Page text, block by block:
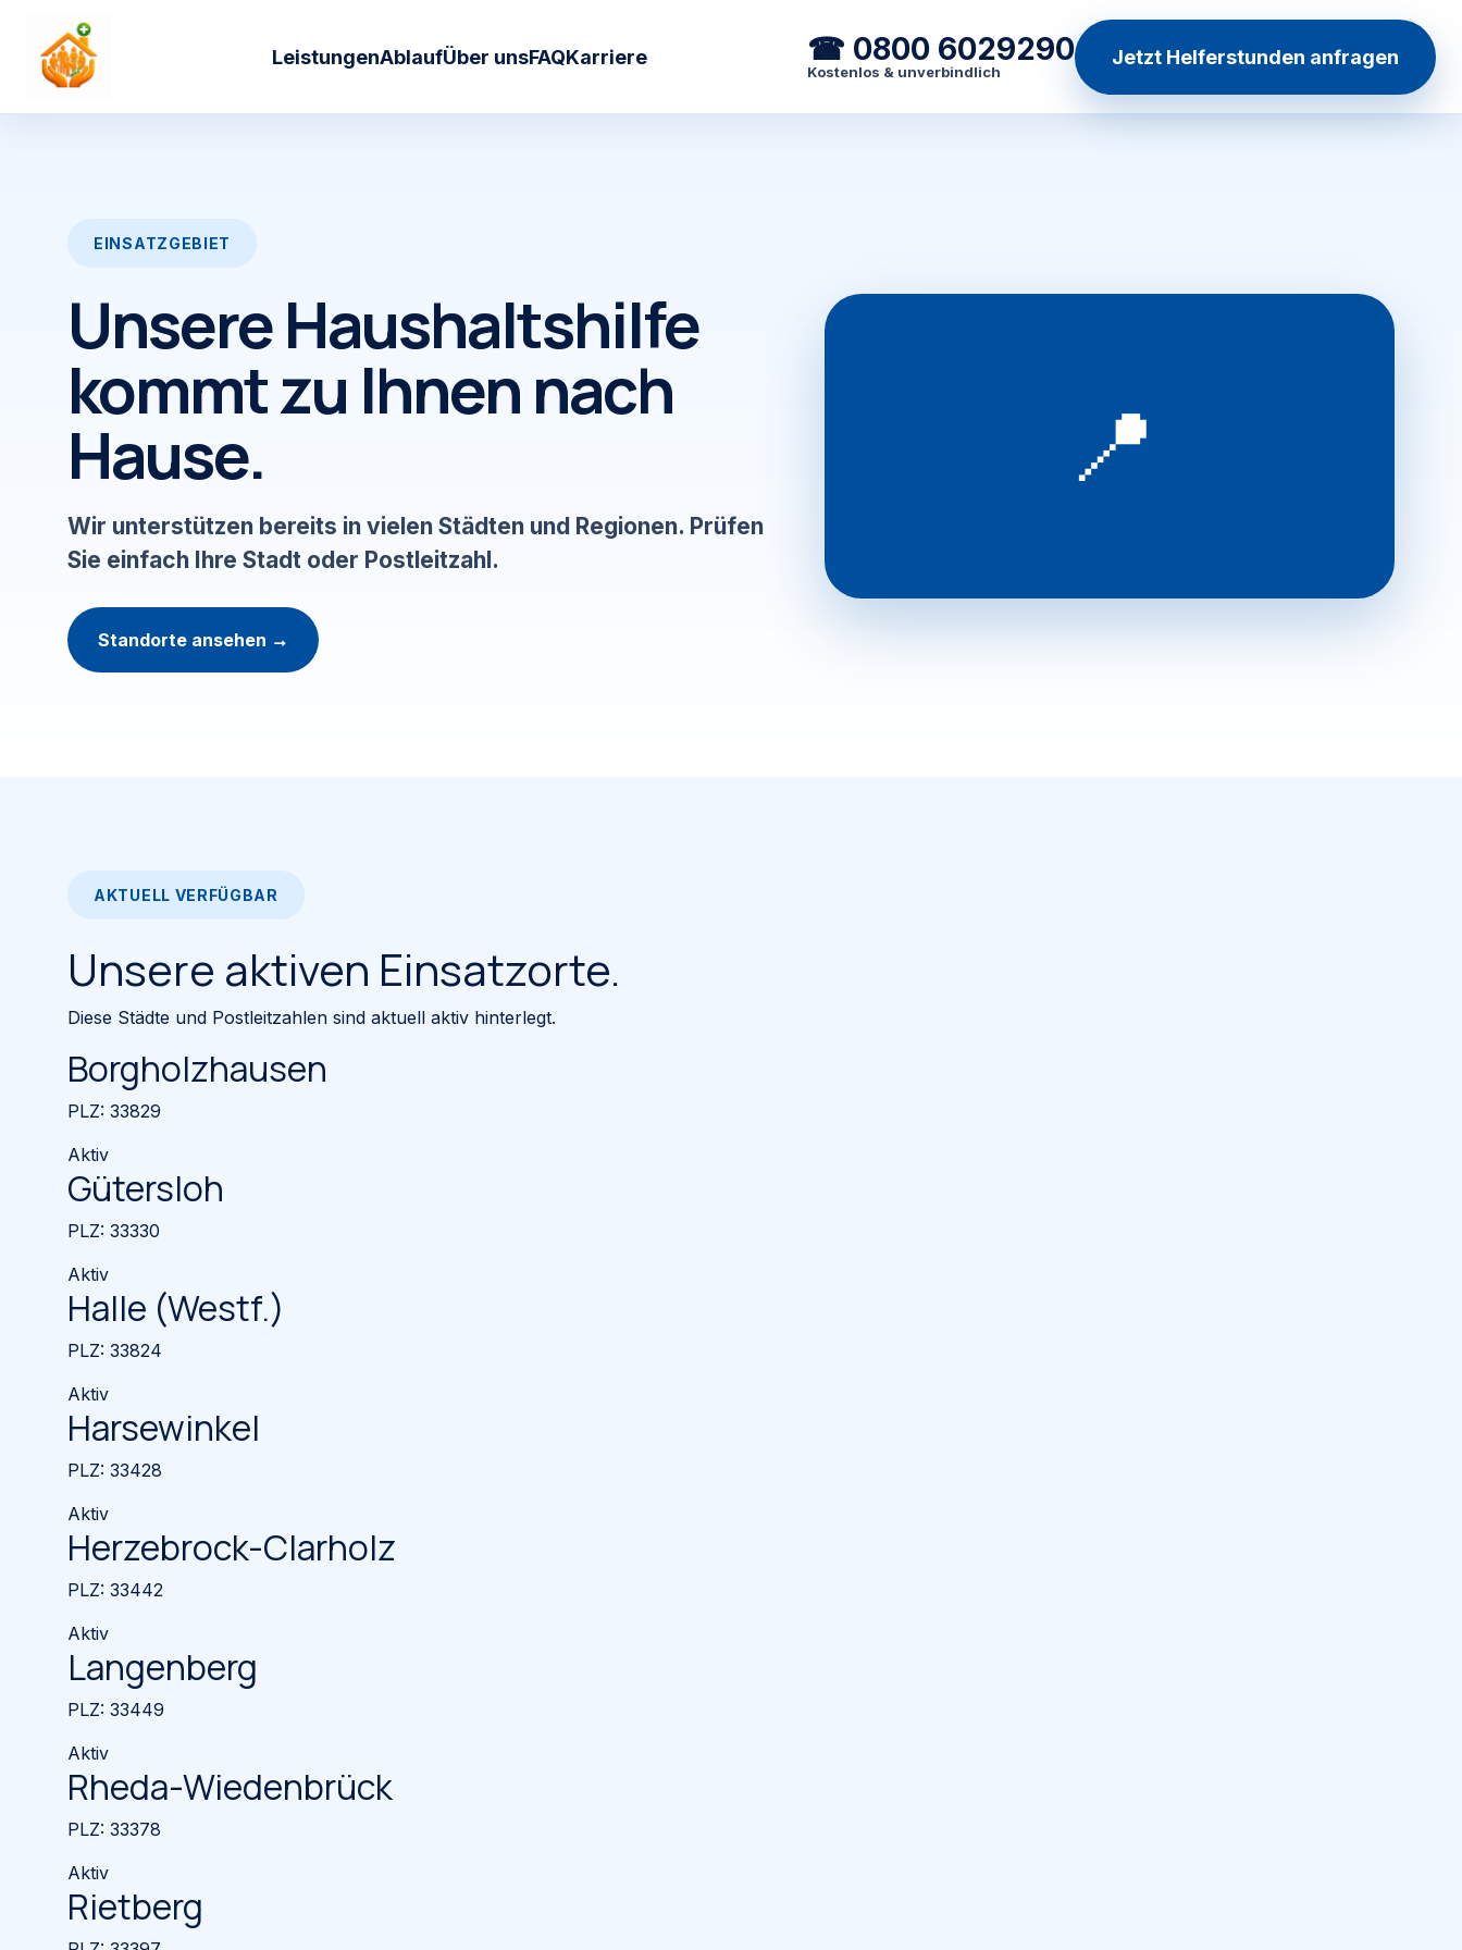
LeistungenAblaufÜber unsFAQKarriere ☎ 0800 6029290
Kostenlos & unverbindlich
Jetzt Helferstunden anfragen
EINSATZGEBIET
Unsere Haushaltshilfe
kommt zu Ihnen nach
Hause.
Wir unterstützen bereits in vielen Städten und Regionen. Prüfen
Sie einfach Ihre Stadt oder Postleitzahl.
Standorte ansehen →
📍
AKTUELL VERFÜGBAR
Unsere aktiven Einsatzorte.
Diese Städte und Postleitzahlen sind aktuell aktiv hinterlegt.
Borgholzhausen
PLZ: 33829
Aktiv
Gütersloh
PLZ: 33330
Aktiv
Halle (Westf.)
PLZ: 33824
Aktiv
Harsewinkel
PLZ: 33428
Aktiv
Herzebrock-Clarholz
PLZ: 33442
Aktiv
Langenberg
PLZ: 33449
Aktiv
Rheda-Wiedenbrück
PLZ: 33378
Aktiv
Rietberg